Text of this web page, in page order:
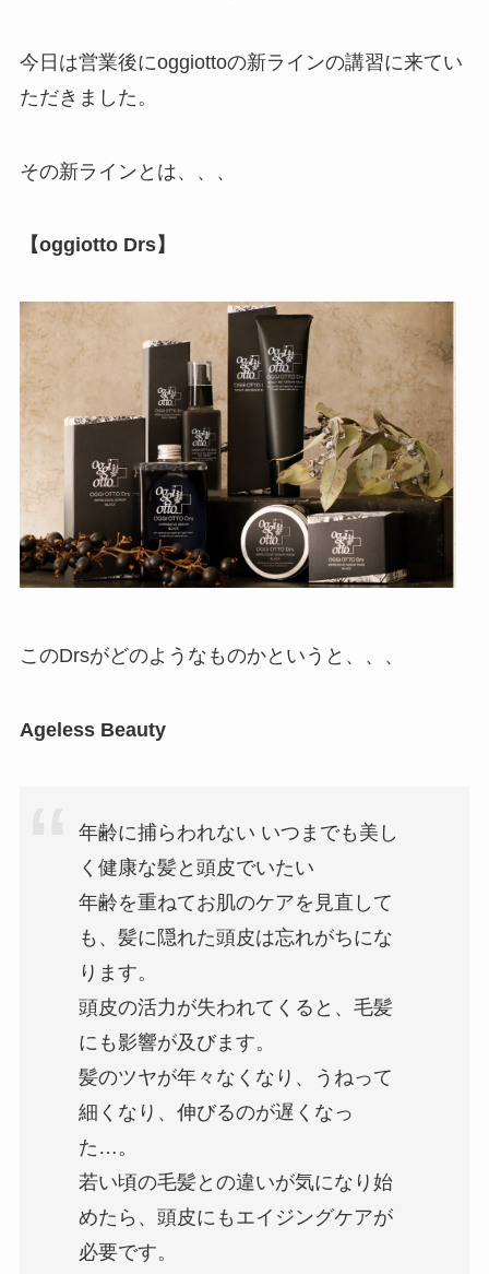
今日は営業後にoggiottoの新ラインの講習に来てい
ただきました。
その新ラインとは、、、
【oggiotto Drs】
このDrsがどのようなものかというと、、、
Ageless Beauty
年齢に捕らわれない いつまでも美し
く健康な髪と頭皮でいたい
年齢を重ねてお肌のケアを見直して
も、髪に隠れた頭皮は忘れがちにな
ります。
頭皮の活力が失われてくると、毛髪
にも影響が及びます。
髪のツヤが年々なくなり、うねって
細くなり、伸びるのが遅くなっ
た…。
若い頃の毛髪との違いが気になり始
めたら、頭皮にもエイジングケアが
必要です。